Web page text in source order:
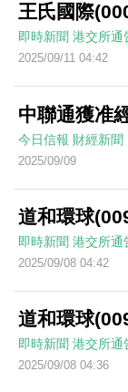
王氏國際
即時新聞 港交所通
2025/09/11 04:42
中聯通獲准
今日信報 財經新聞
2025/09/09
道和環球
即時新聞 港交所通
2025/09/08 04:42
道和環球
即時新聞 港交所通
2025/09/08 04:36